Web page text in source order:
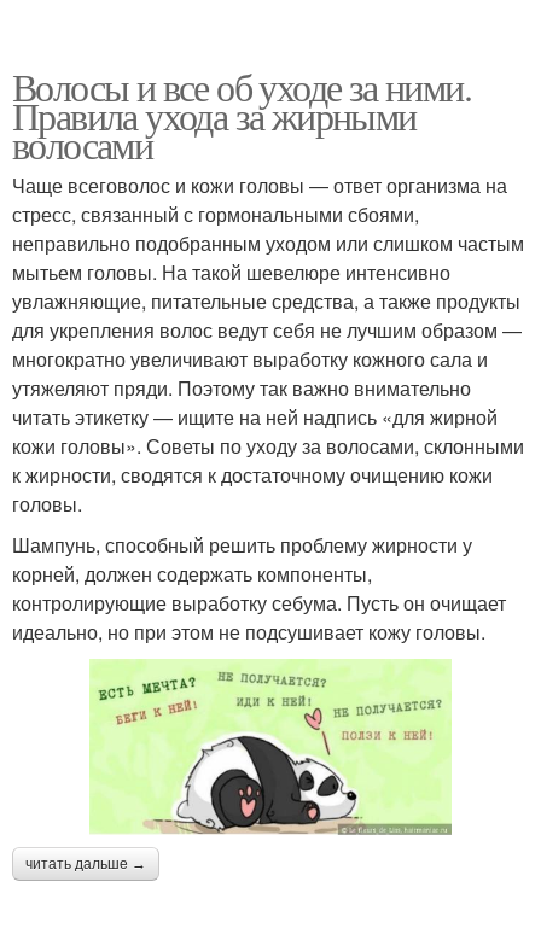
Волосы и все об уходе за ними.
Правила ухода за жирными
волосами
Чаще всеговолос и кожи головы — ответ организма на
стресс, связанный с гормональными сбоями,
неправильно подобранным уходом или слишком частым
мытьем головы. На такой шевелюре интенсивно
увлажняющие, питательные средства, а также продукты
для укрепления волос ведут себя не лучшим образом —
многократно увеличивают выработку кожного сала и
утяжеляют пряди. Поэтому так важно внимательно
читать этикетку — ищите на ней надпись «для жирной
кожи головы». Советы по уходу за волосами, склонными
к жирности, сводятся к достаточному очищению кожи
головы.
Шампунь, способный решить проблему жирности у
корней, должен содержать компоненты,
контролирующие выработку себума. Пусть он очищает
идеально, но при этом не подсушивает кожу головы.
читать дальше →